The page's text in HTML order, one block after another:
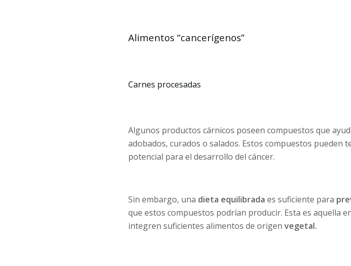
Alimentos “cancerígenos”
Carnes procesadas
Algunos productos cárnicos poseen compuestos que
adobados, curados o salados. Estos compuestos pueden
potencial para el desarrollo del cáncer.
Sin embargo, una dieta equilibrada es suficiente para
que estos compuestos podrían producir. Esta es aquella
integren suficientes alimentos de origen vegetal.